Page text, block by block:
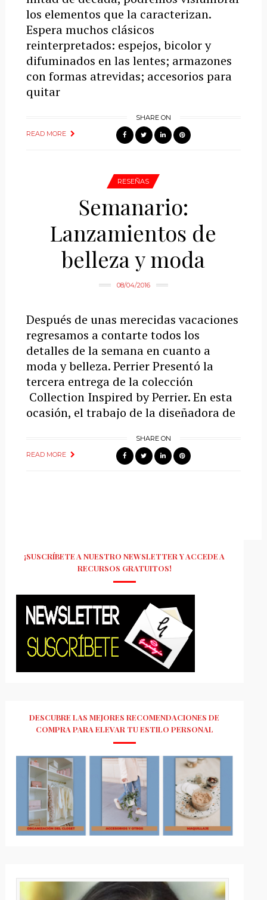
los elementos que la caracterizan.
Espera muchos clásicos
reinterpretados: espejos, bicolor y
difuminados en las lentes; armazones
con formas atrevidas; accesorios para
quitar
READ MORE
SHARE ON
RESEÑAS
Semanario:
Lanzamientos de
belleza y moda
08/04/2016
Después de unas merecidas vacaciones
regresamos a contarte todos los
detalles de la semana en cuanto a
moda y belleza. Perrier Presentó la
tercera entrega de la colección
Collection Inspired by Perrier. En esta
ocasión, el trabajo de la diseñadora de
READ MORE
SHARE ON
¡SUSCRÍBETE A NUESTRO NEWSLETTER Y ACCEDE A
RECURSOS GRATUITOS!
DESCUBRE LAS MEJORES RECOMENDACIONES DE
COMPRA PARA ELEVAR TU ESTILO PERSONAL